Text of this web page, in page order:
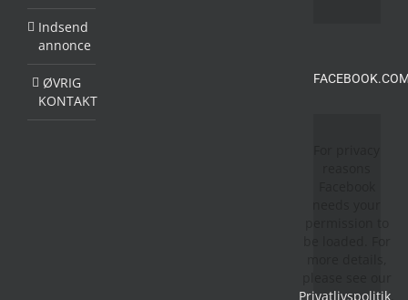
Indsend
annonce
ØVRIG
KONTAKT
Privatlivspolitik